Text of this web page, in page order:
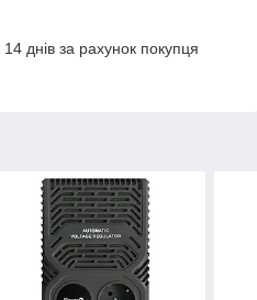
днів за рахунок покупця